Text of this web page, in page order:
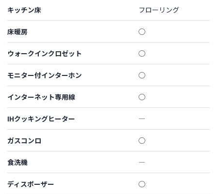
キッチン床 フローリング
床暖房 ◯
ウォークインクロゼット ◯
モニター付インターホン ◯
インターネット専用線 ◯
IHクッキングヒーター ―
ガスコンロ ◯
食洗機 ―
ディスポーザー ◯